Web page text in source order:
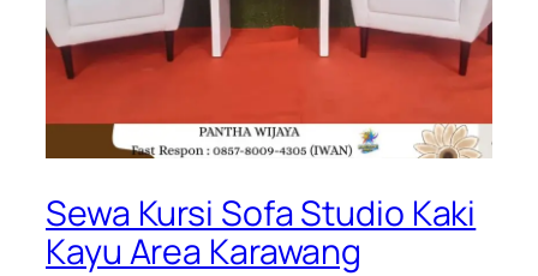
Sewa Kursi Sofa Studio Kaki
Kayu Area Karawang